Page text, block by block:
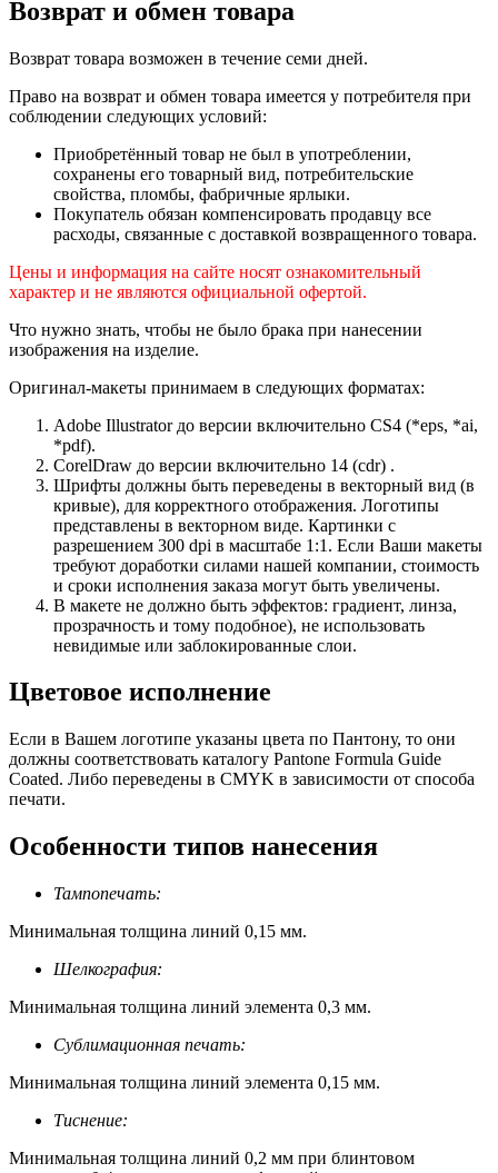
Возврат и обмен товара
Возврат товара возможен в течение семи дней.
Право на возврат и обмен товара имеется у потребителя при
соблюдении следующих условий:
Приобретённый товар не был в употреблении,
сохранены его товарный вид, потребительские
свойства, пломбы, фабричные ярлыки.
Покупатель обязан компенсировать продавцу все
расходы, связанные с доставкой возвращенного товара.
Цены и информация на сайте носят ознакомительный
характер и не являются официальной офертой.
Что нужно знать, чтобы не было брака при нанесении
изображения на изделие.
Оригинал-макеты принимаем в следующих форматах:
Adobe Illustrator до версии включительно CS4 (*eps, *ai,
*pdf).
CorelDraw до версии включительно 14 (cdr) .
Шрифты должны быть переведены в векторный вид (в
кривые), для корректного отображения. Логотипы
представлены в векторном виде. Картинки с
разрешением 300 dpi в масштабе 1:1. Если Ваши макеты
требуют доработки силами нашей компании, стоимость
и сроки исполнения заказа могут быть увеличены.
В макете не должно быть эффектов: градиент, линза,
прозрачность и тому подобное), не использовать
невидимые или заблокированные слои.
Цветовое исполнение
Если в Вашем логотипе указаны цвета по Пантону, то они
должны соответствовать каталогу Pantone Formula Guide
Coated. Либо переведены в CMYK в зависимости от способа
печати.
Особенности типов нанесения
Тампопечать:
Минимальная толщина линий 0,15 мм.
Шелкография:
Минимальная толщина линий элемента 0,3 мм.
Сублимационная печать:
Минимальная толщина линий элемента 0,15 мм.
Тиснение:
Минимальная толщина линий 0,2 мм при блинтовом